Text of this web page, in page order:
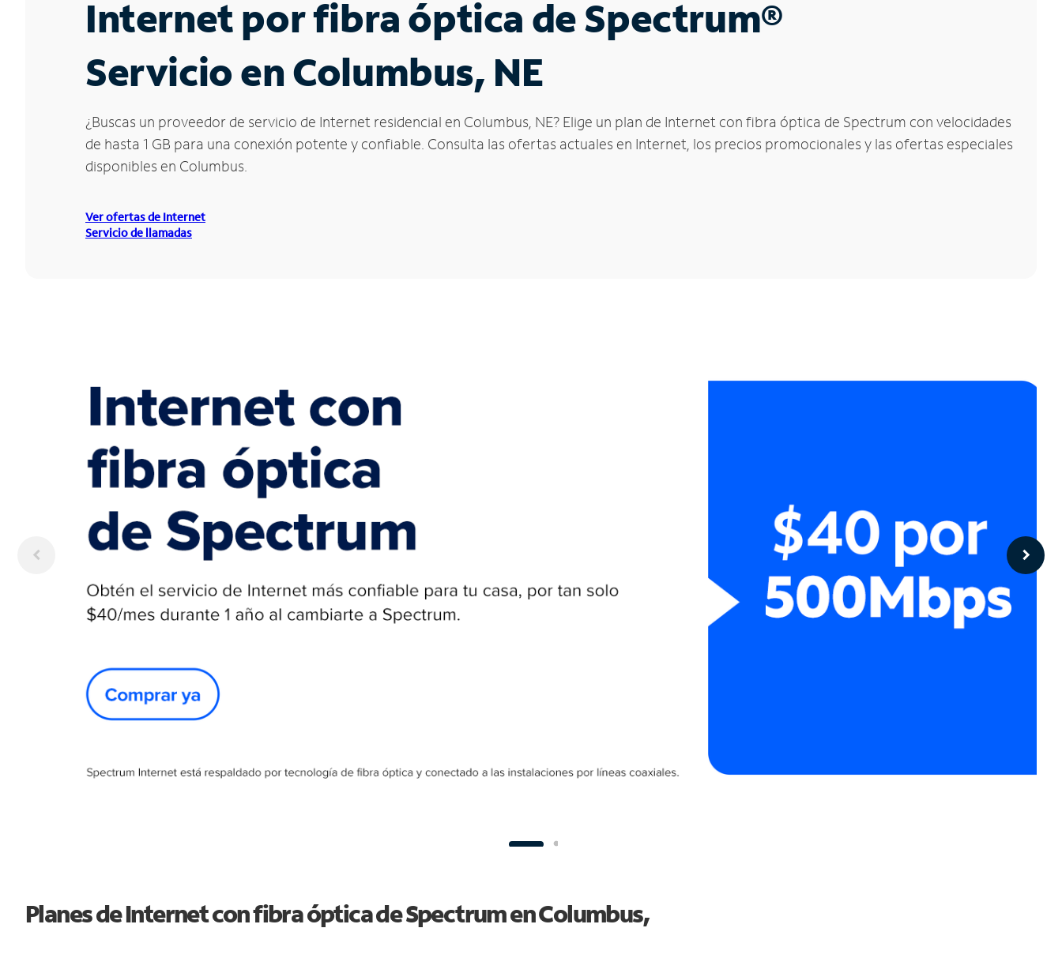
Internet por fibra óptica de Spectrum®
Servicio en Columbus, NE
¿Buscas un proveedor de servicio de Internet residencial en Columbus, NE? Elige un plan de Internet con fibra óptica de Spectrum con velocidades
de hasta 1 GB para una conexión potente y confiable. Consulta las ofertas actuales en Internet, los precios promocionales y las ofertas especiales
disponibles en Columbus.
Ver ofertas de Internet
Servicio de llamadas
Planes de Internet con fibra óptica de Spectrum en Columbus,